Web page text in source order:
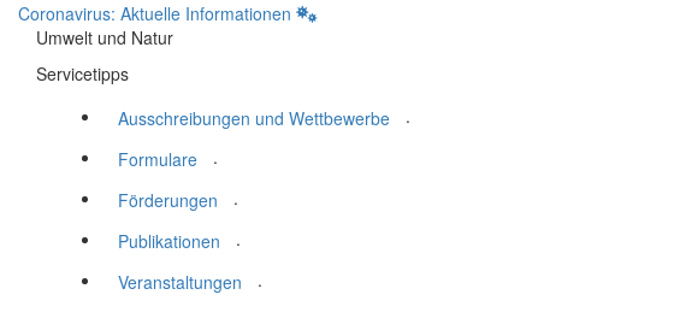
Coronavirus: Aktuelle Informationen
Umwelt und Natur
Servicetipps
Ausschreibungen und Wettbewerbe
.
Formulare
.
Förderungen
.
Publikationen
.
Veranstaltungen
.